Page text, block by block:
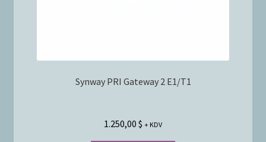
Synway PRI Gateway 2 E1/T1
1.250,00 $ + KDV